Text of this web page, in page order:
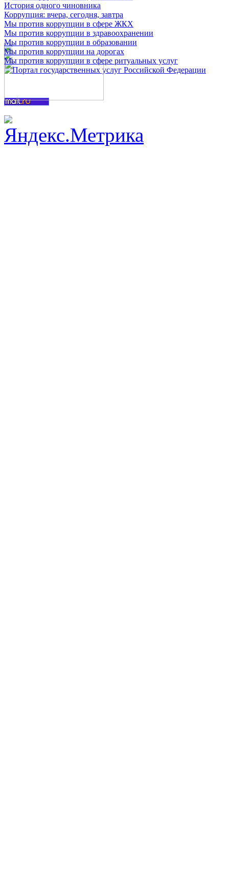
История одного чиновника
Коррупция: вчера, сегодня, завтра
Мы против коррупции в сфере ЖКХ
Мы против коррупции в здравоохранении
Мы против коррупции в образовании
Мы против коррупции на дорогах
Мы против коррупции в сфере ритуальных услуг